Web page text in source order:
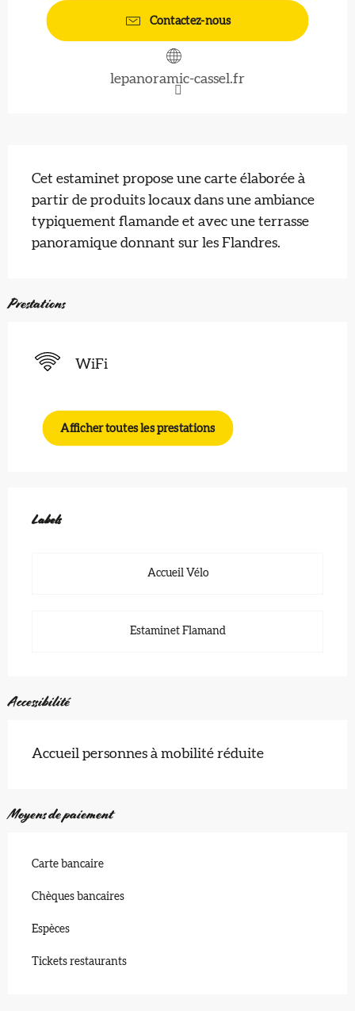
Contactez-nous
lepanoramic-cassel.fr
Cet estaminet propose une carte élaborée à
partir de produits locaux dans une ambiance
typiquement flamande et avec une terrasse
panoramique donnant sur les Flandres.
Prestations
WiFi
Afficher toutes les prestations
Labels
Labels
Accueil Vélo
Estaminet Flamand
Accessibilité
Accueil personnes à mobilité réduite
Moyens de paiement
Carte bancaire
Chèques bancaires
Espèces
Tickets restaurants